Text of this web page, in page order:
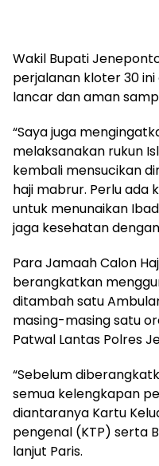
Wakil Bupati
perjalanan kloter 30
lancar dan aman
“Saya juga
melaksanakan rukun
kembali mensucikan
haji mabrur. Perlu ada
untuk menunaikan
jaga kesehatan
Para Jamaah Calon
berangkatkan
ditambah satu
masing-masing satu
Patwal Lantas Polres
“Sebelum
semua kelengkapan
diantaranya Kartu
pengenal (KTP) serta
lanjut Paris.